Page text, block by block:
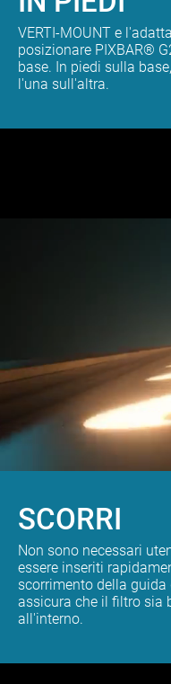
VERTI-MOUNT e
posizionare PIXBAR®
base. In piedi sulla
l'una sull'altra.
SCORRI
Non sono necessari
essere inseriti
scorrimento della
assicura che il filtro sia
all'interno.